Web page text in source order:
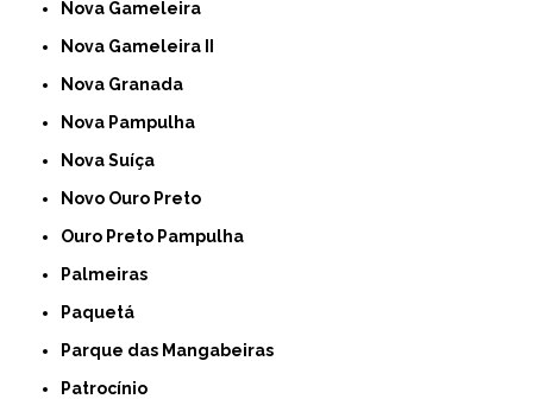
Nova Gameleira
Nova Gameleira II
Nova Granada
Nova Pampulha
Nova Suíça
Novo Ouro Preto
Ouro Preto Pampulha
Palmeiras
Paquetá
Parque das Mangabeiras
Patrocínio